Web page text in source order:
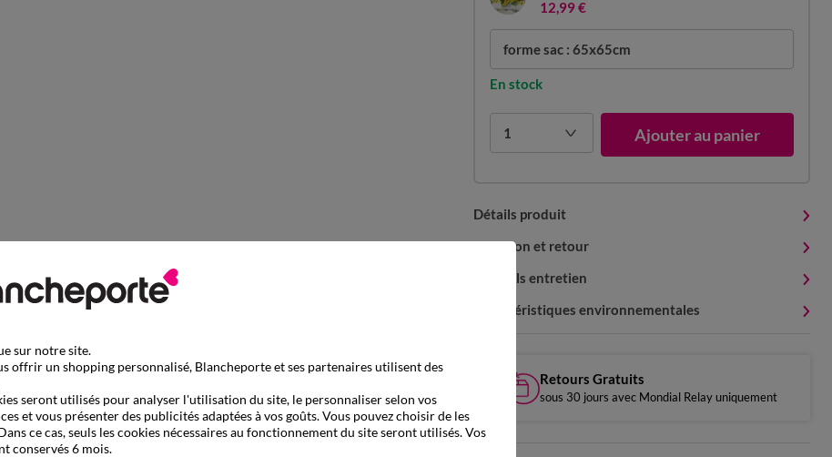
forme sac : 65x65cm
En stock
1 Ajouter au panier
12,99 €
Détails produit
Livraison et retour
Conseils entretien
Caractéristiques environnementales
Retours Gratuits
sous 30 jours avec Mondial Relay uniquement
sur notre site.
offrir un shopping personnalisé, Blancheporte et ses partenaires utilisent des
seront utilisés pour analyser l'utilisation du site, le personnaliser selon vos
et vous présenter des publicités adaptées à vos goûts. Vous pouvez choisir de les
ce cas, seuls les cookies nécessaires au fonctionnement du site seront utilisés. Vos
conservés 6 mois.